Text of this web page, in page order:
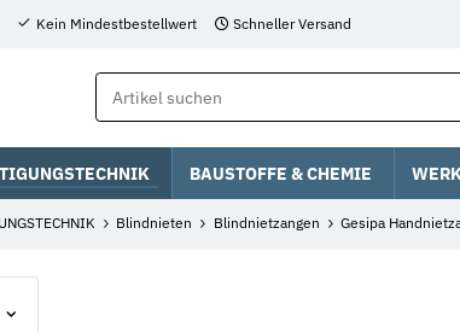
Kein Mindestbestellwert Schneller Versand
BAUSTOFFE & CHEMIE
Blindnieten Blindnietzangen Gesipa